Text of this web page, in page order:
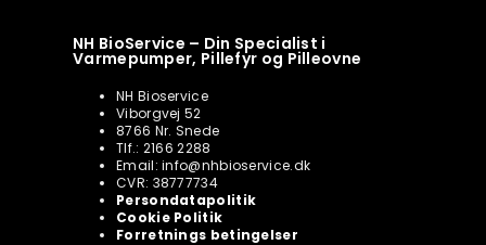
NH BioService – Din Specialist i
Varmepumper, Pillefyr og Pilleovne
NH Bioservice
Viborgvej 52
8766 Nr. Snede
Tlf.: 2166 2288
Email: info@nhbioservice.dk
CVR: 38777734
Persondatapolitik
Cookie Politik
Forretnings betingelser